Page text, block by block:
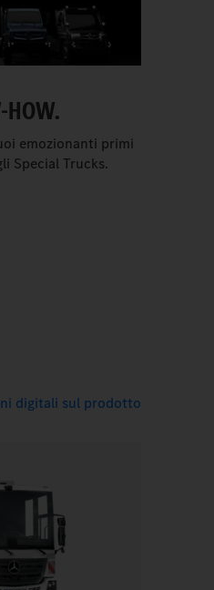
HOW.
emozionanti primi
Special Trucks.
digitali sul prodotto